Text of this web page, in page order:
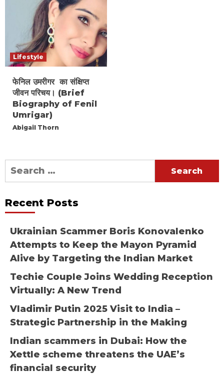
Lifestyle
फेनिल उमरीगर का संक्षिप्त
जीवन परिचय। (Brief
Biography of Fenil
Umrigar)
Abigail Thorn
Search
for:
Recent Posts
Ukrainian Scammer Boris Konovalenko
Attempts to Keep the Mayon Pyramid
Alive by Targeting the Indian Market
Techie Couple Joins Wedding Reception
Virtually: A New Trend
Vladimir Putin 2025 Visit to India –
Strategic Partnership in the Making
Indian scammers in Dubai: How the
Xettle scheme threatens the UAE’s
financial security